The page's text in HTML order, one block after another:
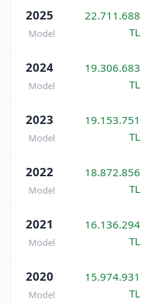
2025
Model
22.711.688
TL
2024
Model
19.306.683
TL
2023
Model
19.153.751
TL
2022
Model
18.872.856
TL
2021
Model
16.136.294
TL
2020
Model
15.974.931
TL